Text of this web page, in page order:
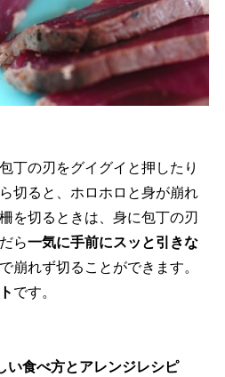
丁の刃をグイグイと押したり
切ると、ホロホロと身が崩れ
を切るときは、身に包丁の刃
ら一気に手前にスッと引きな
崩れず切ることができます。
です。
い食べ方とアレンジレシピ